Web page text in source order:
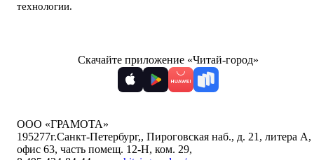
технологии.
Скачайте приложение «Читай-город»
ООО «ГРАМОТА»
195277г.Санкт-Петербург,, Пироговская наб., д. 21, литера А,
офис 63, часть помещ. 12-Н, ком. 29,